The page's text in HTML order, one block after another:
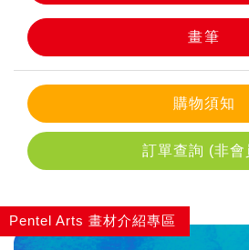
畫筆
畫筆
購物須知
訂單查詢 (非會
Pentel Arts 畫材介紹專區